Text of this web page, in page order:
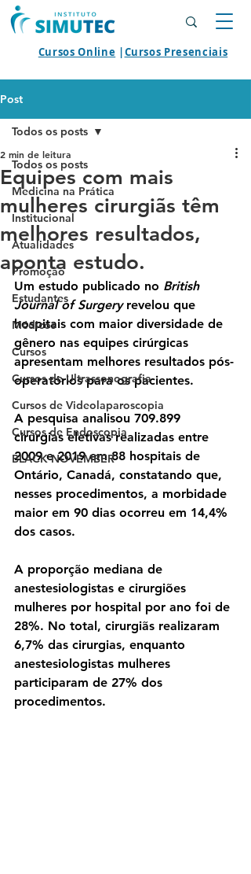
Cursos Online |Cursos Presenciais
Post
Todos os posts
Medicina na Prática
Institucional
Atualidades
Promoção
Estudantes
Médicos
Cursos
Cursos de Ultrassonografia
Cursos de Videolaparoscopia
Cursos de Endoscopia
BLACK NOVEMBER
Todos os posts
Equipes com mais
mulheres cirurgiãs têm
melhores resultados,
aponta estudo.
2 min de leitura
Um estudo publicado no British
Journal of Surgery revelou que
hospitais com maior diversidade de
gênero nas equipes cirúrgicas
apresentam melhores resultados pós-
operatórios para os pacientes.
A pesquisa analisou 709.899
cirurgias eletivas realizadas entre
2009 e 2019 em 88 hospitais de
Ontário, Canadá, constatando que,
nesses procedimentos, a morbidade
maior em 90 dias ocorreu em 14,4%
dos casos.
A proporção mediana de
anestesiologistas e cirurgiões
mulheres por hospital por ano foi de
28%. No total, cirurgiãs realizaram
6,7% das cirurgias, enquanto
anestesiologistas mulheres
participaram de 27% dos
procedimentos.